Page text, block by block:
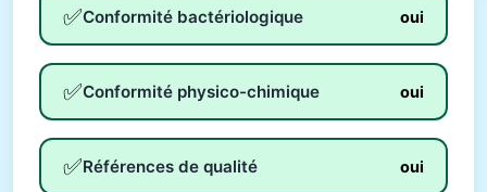
✅Conformité bactériologique oui
✅Conformité physico-chimique oui
✅Références de qualité oui